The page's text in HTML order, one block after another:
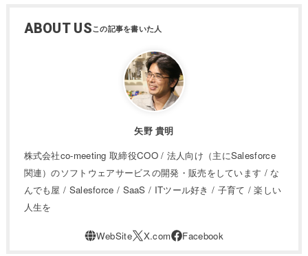
ABOUT US
矢野 貴明
株式会社co-meeting 取締役COO / 法人向け（主にSalesforce
関連）のソフトウェアサービスの開発・販売をしています / な
んでも屋 / Salesforce / SaaS / ITツール好き / 子育て / 楽しい
人生を